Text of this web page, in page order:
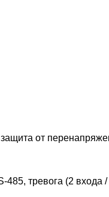
от
тревога (2 входа